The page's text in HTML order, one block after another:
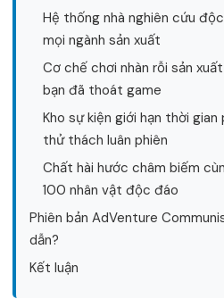
Hệ thống nhà nghiên cứu
mọi ngành sản xuất
Cơ chế chơi nhàn rỗi sản
bạn đã thoát game
Kho sự kiện giới hạn thời
thử thách luân phiên
Chất hài hước châm biếm
100 nhân vật độc đáo
Phiên bản AdVenture
dẫn?
Kết luận